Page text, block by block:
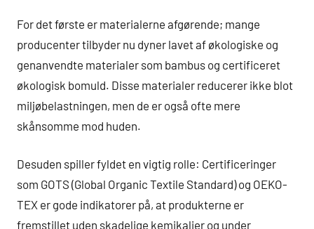
For det første er materialerne afgørende; mange
producenter tilbyder nu dyner lavet af økologiske og
genanvendte materialer som bambus og certificeret
økologisk bomuld. Disse materialer reducerer ikke blot
miljøbelastningen, men de er også ofte mere
skånsomme mod huden.
Desuden spiller fyldet en vigtig rolle: Certificeringer
som GOTS (Global Organic Textile Standard) og OEKO-
TEX er gode indikatorer på, at produkterne er
fremstillet uden skadelige kemikalier og under